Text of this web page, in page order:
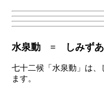
水泉動 = しみずあ
七十二候「水泉動」は
ます。